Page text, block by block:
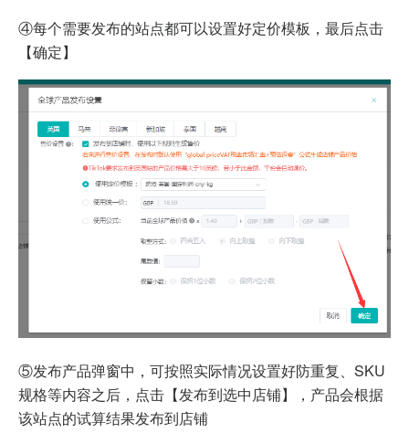
④每个需要发布的站点都可以设置好定价模板，最后点击
【确定】
⑤发布产品弹窗中，可按照实际情况设置好防重复、SKU
规格等内容之后，点击【发布到选中店铺】，产品会根据
该站点的试算结果发布到店铺